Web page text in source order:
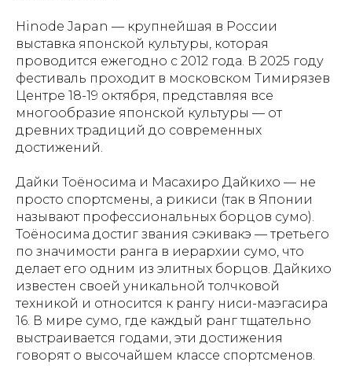
Hinode Japan — крупнейшая в России
выставка японской культуры, которая
проводится ежегодно с 2012 года. В 2025 году
фестиваль проходит в московском Тимирязев
Центре 18-19 октября, представляя все
многообразие японской культуры — от
древних традиций до современных
достижений.
Дайки Тоёносима и Масахиро Дайкихо — не
просто спортсмены, а рикиси (так в Японии
называют профессиональных борцов сумо).
Тоёносима достиг звания сэкивакэ — третьего
по значимости ранга в иерархии сумо, что
делает его одним из элитных борцов. Дайкихо
известен своей уникальной толчковой
техникой и относится к рангу ниси-маэгасира
16. В мире сумо, где каждый ранг тщательно
выстраивается годами, эти достижения
говорят о высочайшем классе спортсменов.